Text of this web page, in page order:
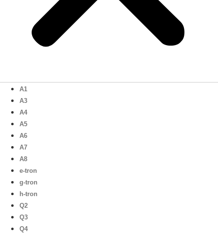
A1
A3
A4
A5
A6
A7
A8
e-tron
g-tron
h-tron
Q2
Q3
Q4